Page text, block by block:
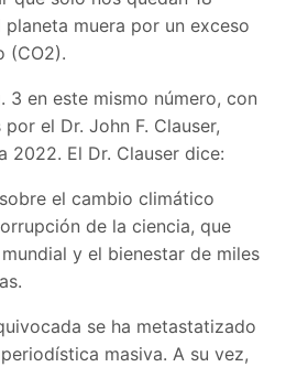
planeta muera por un exceso
(CO2).
3 en este mismo número, con
el Dr. John F. Clauser,
2022. El Dr. Clauser dice:
el cambio climático
de la ciencia, que
y el bienestar de miles
se ha metastatizado
masiva. A su vez,